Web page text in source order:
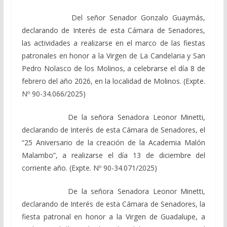
Del señor Senador Gonzalo Guaymás,
declarando de Interés de esta Cámara de Senadores,
las actividades a realizarse en el marco de las fiestas
patronales en honor a la Virgen de La Candelaria y San
Pedro Nolasco de los Molinos, a celebrarse el día 8 de
febrero del año 2026, en la localidad de Molinos. (Expte.
Nº 90-34.066/2025)
De la señora Senadora Leonor Minetti,
declarando de Interés de esta Cámara de Senadores, el
“25 Aniversario de la creación de la Academia Malón
Malambo”, a realizarse el día 13 de diciembre del
corriente año. (Expte. Nº 90-34.071/2025)
De la señora Senadora Leonor Minetti,
declarando de Interés de esta Cámara de Senadores, la
fiesta patronal en honor a la Virgen de Guadalupe, a